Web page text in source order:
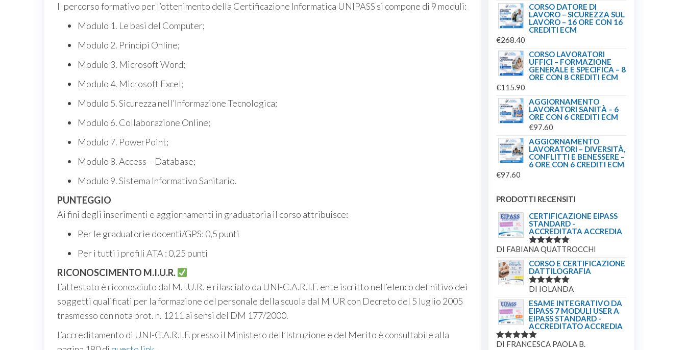
Il percorso formativo per l’ottenimento della Certificazione Informatica UNIPASS si compone di 9 moduli:
Modulo 1. Le basi del Computer;
Modulo 2. Prìncipi Online;
Modulo 3. Microsoft Word;
Modulo 4. Microsoft Excel;
Modulo 5. Sicurezza nell’Informazione Tecnologica;
Modulo 6. Collaborazione Online;
Modulo 7. PowerPoint;
Modulo 8. Access – Database;
Modulo 9. Sistema Informativo Sanitario.
PUNTEGGIO
Ai fini degli inserimenti e aggiornamenti in graduatoria il corso attribuisce:
Per le graduatorie docenti/GPS: 0,5 punti
Per i tutti i profili ATA : 0,25 punti
RICONOSCIMENTO M.I.U.R.
L’attestato è riconosciuto dal M.I.U.R. e rilasciato da UNI-C.A.R.I.F. ente iscritto nell’elenco definitivo dei
soggetti qualificati per la formazione del personale della scuola dal MIUR con Decreto del 5 luglio 2005
trasmesso con nota prot. n. 1211 ai sensi del DM 177/2000.
L’accreditamento di UNI-C.A.R.I.F. presso il Ministero dell’Istruzione e del Merito è consultabile alla
CORSO DATORE DI
LAVORO – SICUREZZA SUL
LAVORO – 16 ORE CON 16
CREDITI ECM
€268.40
CORSO LAVORATORI
UFFICI – FORMAZIONE
GENERALE E SPECIFICA – 8
ORE CON 8 CREDITI ECM
€115.90
AGGIORNAMENTO
LAVORATORI SANITÀ – 6
ORE CON 6 CREDITI ECM
€97.60
AGGIORNAMENTO
LAVORATORI – DIVERSITÀ,
CONFLITTI E BENESSERE –
6 ORE CON 6 CREDITI ECM
€97.60
PRODOTTI RECENSITI
CERTIFICAZIONE EIPASS
STANDARD -
ACCREDITATA ACCREDIA
VALUTATO
DI FABIANA QUATTROCCHI
CORSO E CERTIFICAZIONE
DATTILOGRAFIA
VALUTATO
DI IOLANDA
ESAME INTEGRATIVO DA
EIPASS 7 MODULI USER A
EIPASS STANDARD -
ACCREDITATO ACCREDIA
VALUTATO
DI FRANCESCA PAOLA B.